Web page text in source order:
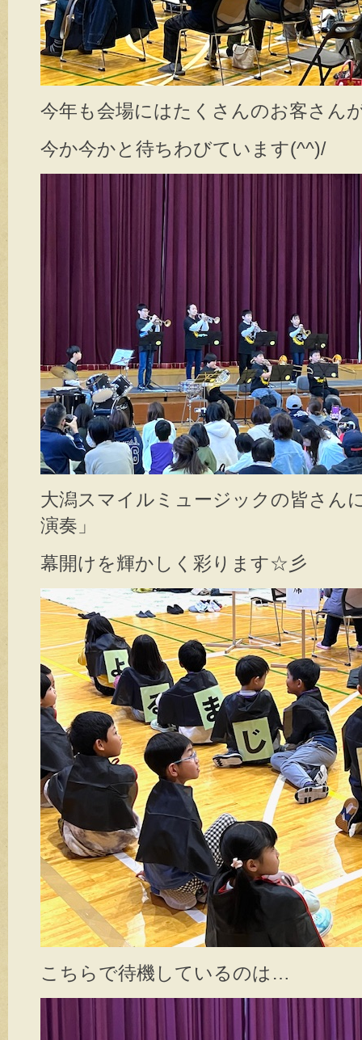
今年も会場にはたくさんのお客さん
今か今かと待ちわびています(^^)/
大潟スマイルミュージックの皆さん
演奏」
幕開けを輝かしく彩ります☆彡
こちらで待機しているのは…